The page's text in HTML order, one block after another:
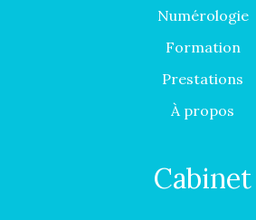
Numérologie
Formation
Prestations
À propos
Cabinet